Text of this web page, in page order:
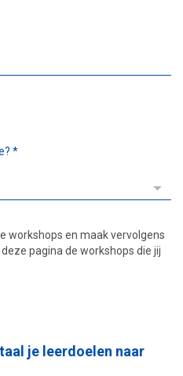
*
workshops en maak vervolgens
pagina de workshops die jij
je leerdoelen naar